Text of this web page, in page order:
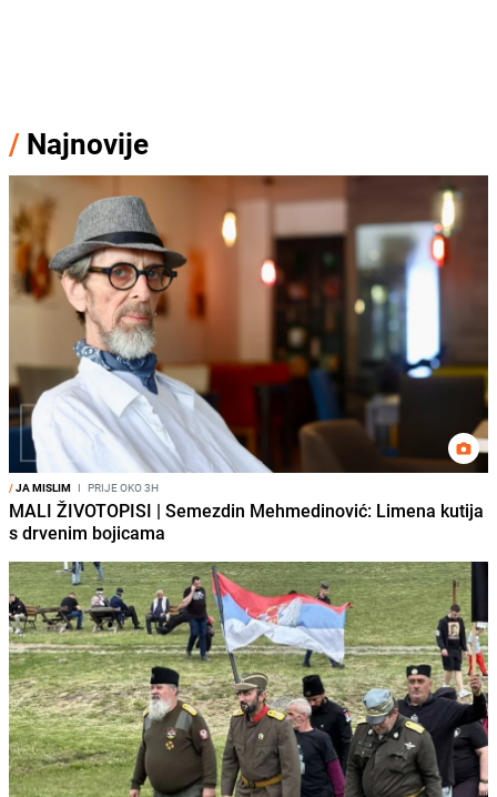
/ Najnovije
/JA MISLIM I PRIJE OKO 3H
MALI ŽIVOTOPISI | Semezdin Mehmedinović: Limena kutija
s drvenim bojicama